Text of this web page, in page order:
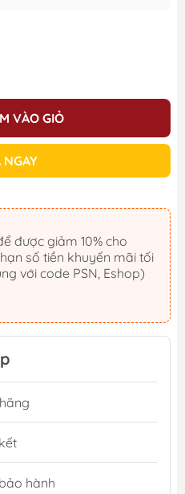
VÀO GIỎ
NGAY
số tiền khuyến mãi tối
với code PSN, Eshop)
hành